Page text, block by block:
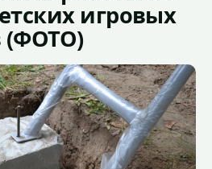
игровых
(ФОТО)